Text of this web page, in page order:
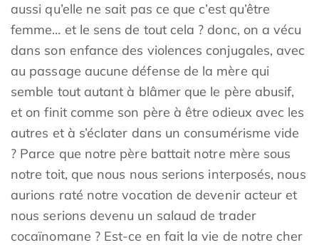
aussi qu’elle ne sait pas ce que c’est qu’être
femme… et le sens de tout cela ? donc, on a vécu
dans son enfance des violences conjugales, avec
au passage aucune défense de la mère qui
semble tout autant à blâmer que le père abusif,
et on finit comme son père à être odieux avec les
autres et à s’éclater dans un consumérisme vide
? Parce que notre père battait notre mère sous
notre toit, que nous nous serions interposés, nous
aurions raté notre vocation de devenir acteur et
nous serions devenu un salaud de trader
cocaïnomane ? Est-ce en fait la vie de notre cher